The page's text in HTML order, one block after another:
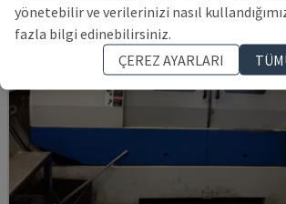
yönetebilir ve verilerinizi nasıl
fazla bilgi edinebilirsiniz.
ÇEREZ AYARLARI